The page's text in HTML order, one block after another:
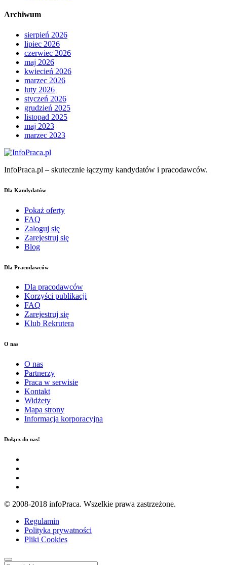
Archiwum
sierpień 2026
lipiec 2026
czerwiec 2026
maj 2026
kwiecień 2026
marzec 2026
luty 2026
styczeń 2026
grudzień 2025
listopad 2025
maj 2023
marzec 2023
InfoPraca.pl – skutecznie łączymy kandydatów i pracodawców.
Dla Kandydatów
Pokaż oferty
FAQ
Zaloguj się
Zarejestruj się
Blog
Dla Pracodawców
Dla pracodawców
Korzyści publikacji
FAQ
Zarejestruj się
Klub Rekrutera
O nas
O nas
Partnerzy
Praca w serwisie
Kontakt
Widżety
Mapa strony
Informacja korporacyjna
Dołącz do nas!
© 2008-2018 infoPraca. Wszelkie prawa zastrzeżone.
Regulamin
Polityka prywatności
Pliki Cookies